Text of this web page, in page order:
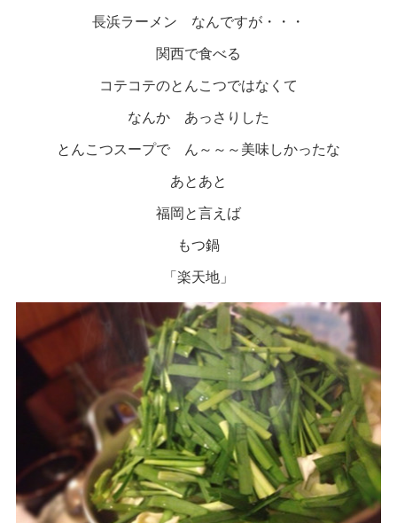
長浜ラーメン なんですが・・・
関西で食べる
コテコテのとんこつではなくて
なんか あっさりした
とんこつスープで ん～～～美味しかったな
あとあと
福岡と言えば
もつ鍋
「楽天地」